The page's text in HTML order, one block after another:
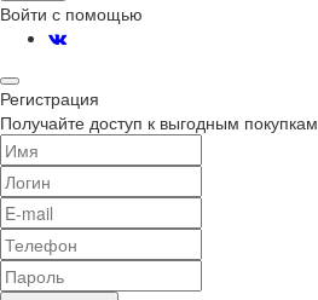
Войти с помощью
Регистрация
Получайте доступ к выгодным покупкам